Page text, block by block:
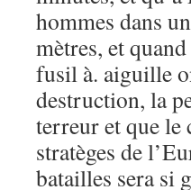
hommes dans
mètres, et
fusil à. aiguille
destruction, la
terreur et que
stratèges de
batailles sera si